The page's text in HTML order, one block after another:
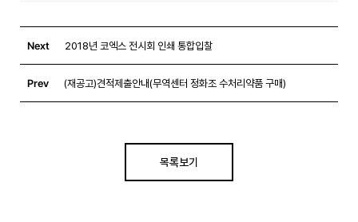
Next 2018년 코엑스 전시회 인쇄 통합입찰
Prev (재공고)견적제출안내(무역센터 정화조 수처리약품 구매)
목록보기